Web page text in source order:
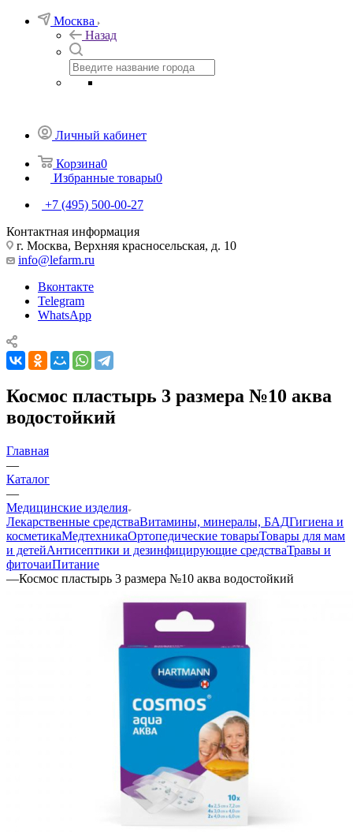
Москва
Назад
Личный кабинет
Корзина0
Избранные товары0
+7 (495) 500-00-27
Контактная информация
г. Москва, Верхняя красносельская, д. 10
info@lefarm.ru
Вконтакте
Telegram
WhatsApp
Космос пластырь 3 размера №10 аква
водостойкий
Главная
—
Каталог
—
Медицинские изделия
Лекарственные средстваВитамины, минералы, БАДГигиена и
косметикаМедтехникаОртопедические товарыТовары для мам
и детейАнтисептики и дезинфицирующие средстваТравы и
фиточаиПитание
—Космос пластырь 3 размера №10 аква водостойкий